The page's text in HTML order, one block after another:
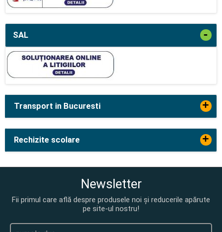
SAL -
Transport in Bucuresti +
Rechizite scolare +
Newsletter
Fii primul care află despre produsele noi și reducerile apărute
pe site-ul nostru!